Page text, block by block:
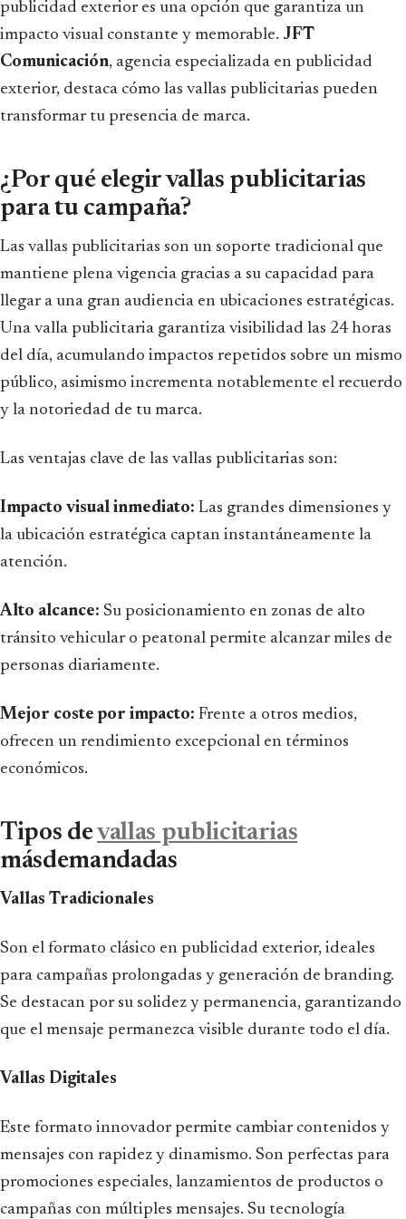
publicidad exterior es una opción que garantiza un
impacto visual constante y memorable. JFT
Comunicación, agencia especializada en publicidad
exterior, destaca cómo las vallas publicitarias pueden
transformar tu presencia de marca.
¿Por qué elegir vallas publicitarias
para tu campaña?
Las vallas publicitarias son un soporte tradicional que
mantiene plena vigencia gracias a su capacidad para
llegar a una gran audiencia en ubicaciones estratégicas.
Una valla publicitaria garantiza visibilidad las 24 horas
del día, acumulando impactos repetidos sobre un mismo
público, asimismo incrementa notablemente el recuerdo
y la notoriedad de tu marca.
Las ventajas clave de las vallas publicitarias son:
Impacto visual inmediato: Las grandes dimensiones y
la ubicación estratégica captan instantáneamente la
atención.
Alto alcance: Su posicionamiento en zonas de alto
tránsito vehicular o peatonal permite alcanzar miles de
personas diariamente.
Mejor coste por impacto: Frente a otros medios,
ofrecen un rendimiento excepcional en términos
económicos.
Tipos devallas publicitarias
másdemandadas
Vallas Tradicionales
Son el formato clásico en publicidad exterior, ideales
para campañas prolongadas y generación de branding.
Se destacan por su solidez y permanencia, garantizando
que el mensaje permanezca visible durante todo el día.
Vallas Digitales
Este formato innovador permite cambiar contenidos y
mensajes con rapidez y dinamismo. Son perfectas para
promociones especiales, lanzamientos de productos o
campañas con múltiples mensajes. Su tecnología